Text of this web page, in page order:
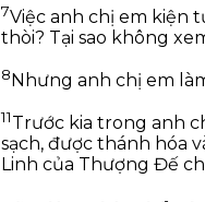
7Việc anh chị em kiện
thòi? Tại sao không
8 Nhưng anh chị em
11Trước kia trong anh
sạch, được thánh hóa
Linh của Thượng Đế